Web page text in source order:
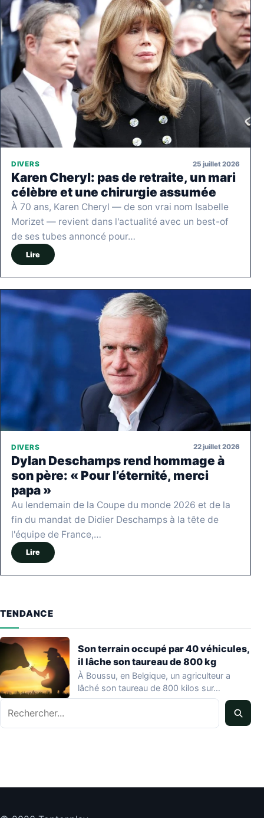
DIVERS 25 juillet 2026
Karen Cheryl: pas de retraite, un mari
célèbre et une chirurgie assumée
À 70 ans, Karen Cheryl — de son vrai nom Isabelle
Morizet — revient dans l'actualité avec un best-of
de ses tubes annoncé pour…
Lire
DIVERS 22 juillet 2026
Dylan Deschamps rend hommage à
son père: « Pour l’éternité, merci
papa »
Au lendemain de la Coupe du monde 2026 et de la
fin du mandat de Didier Deschamps à la tête de
l'équipe de France,…
Lire
TENDANCE
Son terrain occupé par 40 véhicules,
il lâche son taureau de 800 kg
À Boussu, en Belgique, un agriculteur a
lâché son taureau de 800 kilos sur…
Rechercher